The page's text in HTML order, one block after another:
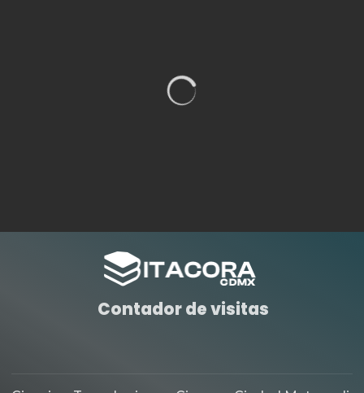
Contador de visitas